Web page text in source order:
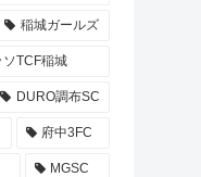
稲城ガールズ
ソTCF稲城
DURO調布SC
府中3FC
MGSC